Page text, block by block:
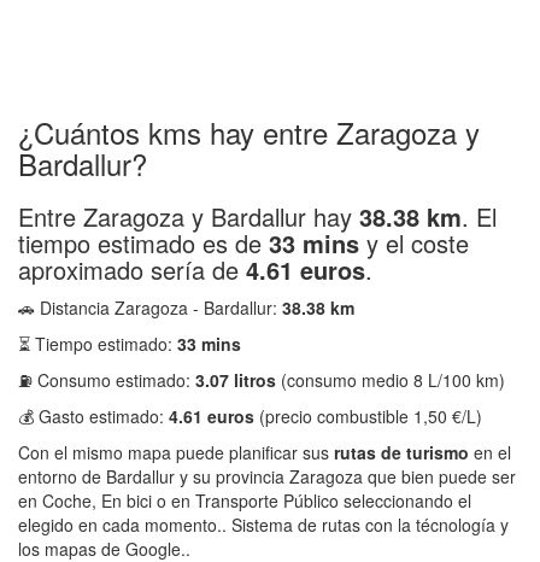
¿Cuántos kms hay entre Zaragoza y
Bardallur?
Entre Zaragoza y Bardallur hay 38.38 km. El
tiempo estimado es de 33 mins y el coste
aproximado sería de 4.61 euros.
🚗 Distancia Zaragoza - Bardallur: 38.38 km
⏳ Tiempo estimado: 33 mins
⛽ Consumo estimado: 3.07 litros (consumo medio 8 L/100 km)
💰 Gasto estimado: 4.61 euros (precio combustible 1,50 €/L)
Con el mismo mapa puede planificar sus rutas de turismo en el
entorno de Bardallur y su provincia Zaragoza que bien puede ser
en Coche, En bici o en Transporte Público seleccionando el
elegido en cada momento.. Sistema de rutas con la técnología y
los mapas de Google..